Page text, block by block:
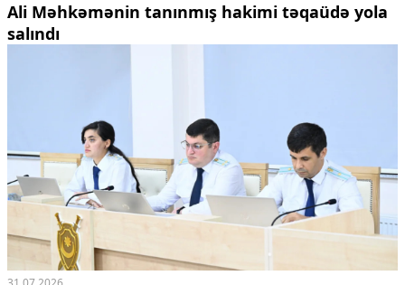
Ali Məhkəmənin tanınmış hakimi təqaüdə yola
salındı